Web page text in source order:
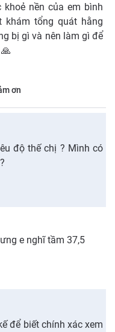
nền của em bình
khám tổng quát hằng
bị gì và nên làm gì để
ơn
độ thế chị ? Mình có
e nghĩ tầm 37,5
để biết chính xác xem